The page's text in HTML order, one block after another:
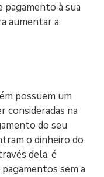
pagamento à sua
aumentar a
possuem um
consideradas na
do seu
o dinheiro do
dela, é
sem a